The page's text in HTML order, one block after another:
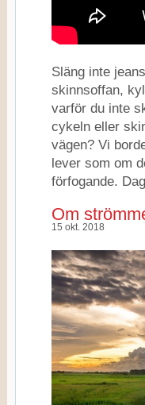
Släng inte
skinnsoffan,
varför du inte
cykeln eller
vägen? Vi
lever som om
förfogande.
Om
15 okt. 2018